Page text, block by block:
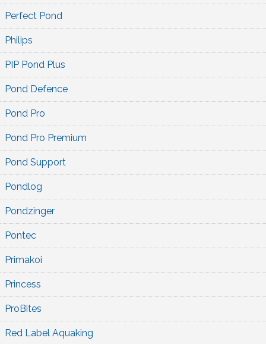
Perfect Pond
Philips
PIP Pond Plus
Pond Defence
Pond Pro
Pond Pro Premium
Pond Support
Pondlog
Pondzinger
Pontec
Primakoi
Princess
ProBites
Red Label Aquaking